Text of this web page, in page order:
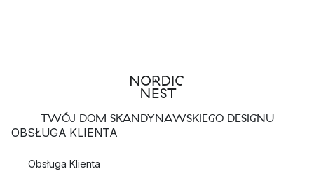
TWÓJ DOM SKANDYNAWSKIEGO DESIGNU
OBSŁUGA KLIENTA
Obsługa Klienta